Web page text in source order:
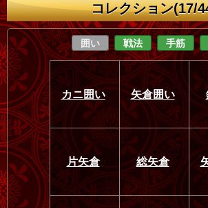
コレクション(17/
囲い 戦法 手筋
カニ囲い 矢倉囲い
片矢倉 総矢倉